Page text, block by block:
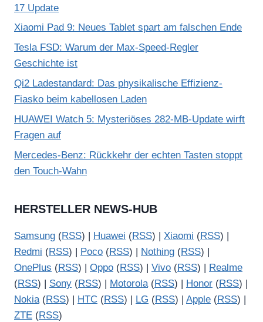
17 Update
Xiaomi Pad 9: Neues Tablet spart am falschen Ende
Tesla FSD: Warum der Max-Speed-Regler
Geschichte ist
Qi2 Ladestandard: Das physikalische Effizienz-
Fiasko beim kabellosen Laden
HUAWEI Watch 5: Mysteriöses 282-MB-Update wirft
Fragen auf
Mercedes-Benz: Rückkehr der echten Tasten stoppt
den Touch-Wahn
HERSTELLER NEWS-HUB
Samsung (RSS) | Huawei (RSS) | Xiaomi (RSS) |
Redmi (RSS) | Poco (RSS) | Nothing (RSS) |
OnePlus (RSS) | Oppo (RSS) | Vivo (RSS) |
Realme
(RSS) | Sony (RSS) | Motorola(RSS) | Honor (RSS) |
Nokia(RSS) | HTC (RSS) | LG (RSS) | Apple (RSS) |
ZTE (RSS)